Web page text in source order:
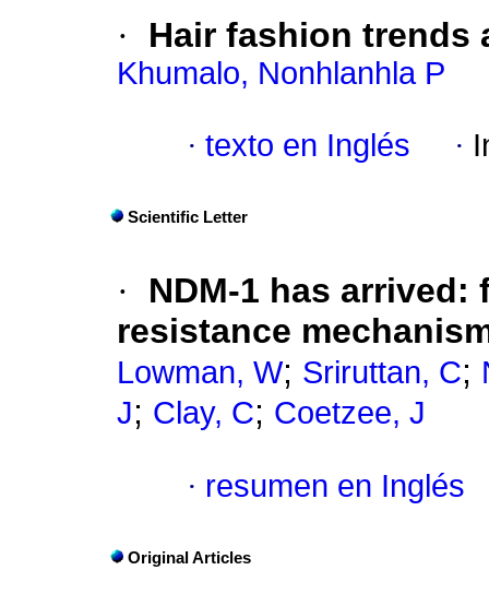
· Hair fashion trends
Khumalo, Nonhlanhla P
· texto en Inglés ·
Scientific Letter
· NDM-1 has arrived:
resistance
Lowman, W; Sriruttan, C;
J; Clay, C; Coetzee, J
· resumen en Inglés
Original Articles